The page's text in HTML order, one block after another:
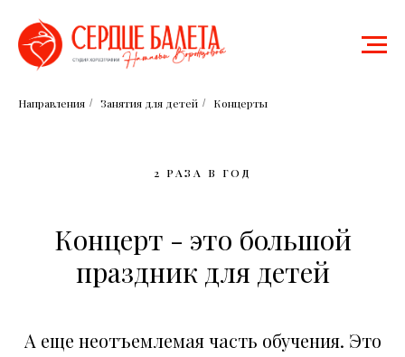
Направления / Занятия для детей / Концерты
2 РАЗА В ГОД
Концерт - это большой
праздник для детей
А еще неотъемлемая часть обучения. Это